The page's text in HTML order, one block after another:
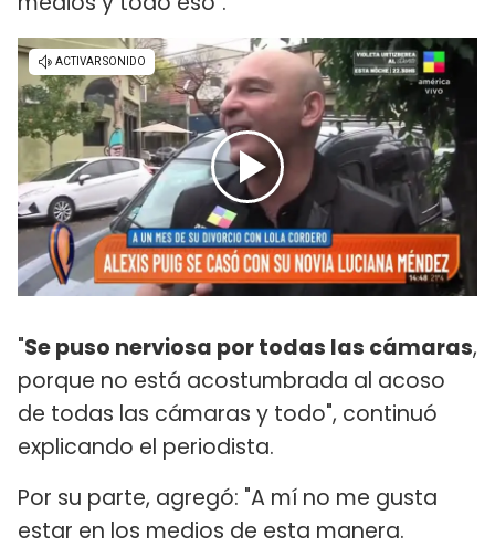
"Se puso nerviosa por todas las cámaras,
porque no está acostumbrada al acoso
de todas las cámaras y todo", continuó
explicando el periodista.
Por su parte, agregó: "A mí no me gusta
estar en los medios de esta manera.